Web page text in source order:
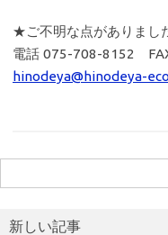
★ご不明な点がありまし
電話 075-708-8152
hinodeya@hinodeya-
索:
新しい記事